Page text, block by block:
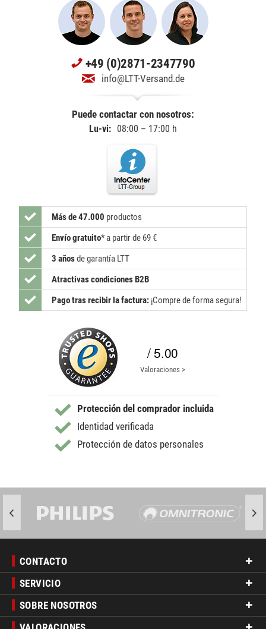
+49 (0)2871-2347790
info@LTT-Versand.de
Puede contactar con nosotros:
Lu-vi: 08:00 – 17:00 h
Más de 47.000 productos
Envío gratuito* a partir de 69 €
3 añosde garantía LTT
Atractivas condiciones B2B
Pago tras recibir la factura: ¡Compre de forma segura!
/ 5.00
Valoraciones >
Protección del comprador incluida
Identidad verificada
Protección de datos personales
CONTACTO
SERVICIO
SOBRE NOSOTROS